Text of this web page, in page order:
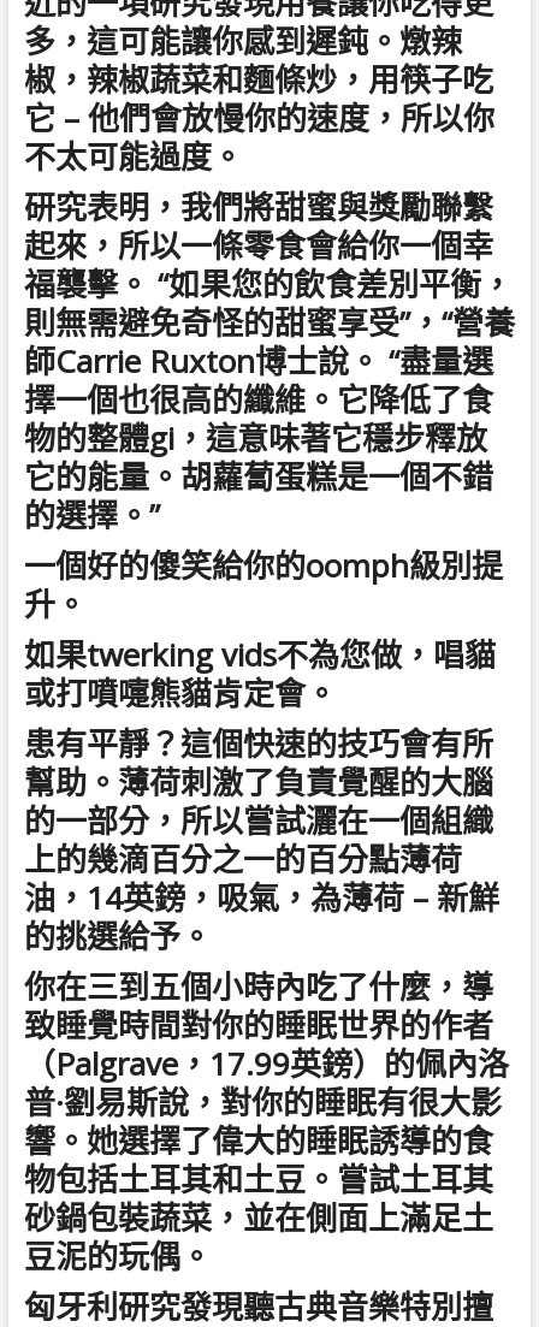
多，這可能讓你感到遲鈍。燉辣
椒，辣椒蔬菜和麵條炒，用筷子吃
它 – 他們會放慢你的速度，所以你
不太可能過度。
研究表明，我們將甜蜜與獎勵聯繫
起來，所以一條零食會給你一個幸
福襲擊。 “如果您的飲食差別平衡，
則無需避免奇怪的甜蜜享受”，“營養
師Carrie Ruxton博士說。 “盡量選
擇一個也很高的纖維。它降低了食
物的整體gi，這意味著它穩步釋放
它的能量。胡蘿蔔蛋糕是一個不錯
的選擇。”
一個好的傻笑給你的oomph級別提
升。
如果twerking vids不為您做，唱貓
或打噴嚏熊貓肯定會。
患有平靜？這個快速的技巧會有所
幫助。薄荷刺激了負責覺醒的大腦
的一部分，所以嘗試灑在一個組織
上的幾滴百分之一的百分點薄荷
油，14英鎊，吸氣，為薄荷 – 新鮮
的挑選給予。
你在三到五個小時內吃了什麼，導
致睡覺時間對你的睡眠世界的作者
（Palgrave，17.99英鎊）的佩內洛
普·劉易斯說，對你的睡眠有很大影
響。她選擇了偉大的睡眠誘導的食
物包括土耳其和土豆。嘗試土耳其
砂鍋包裝蔬菜，並在側面上滿足土
豆泥的玩偶。
匈牙利研究發現聽古典音樂特別擅